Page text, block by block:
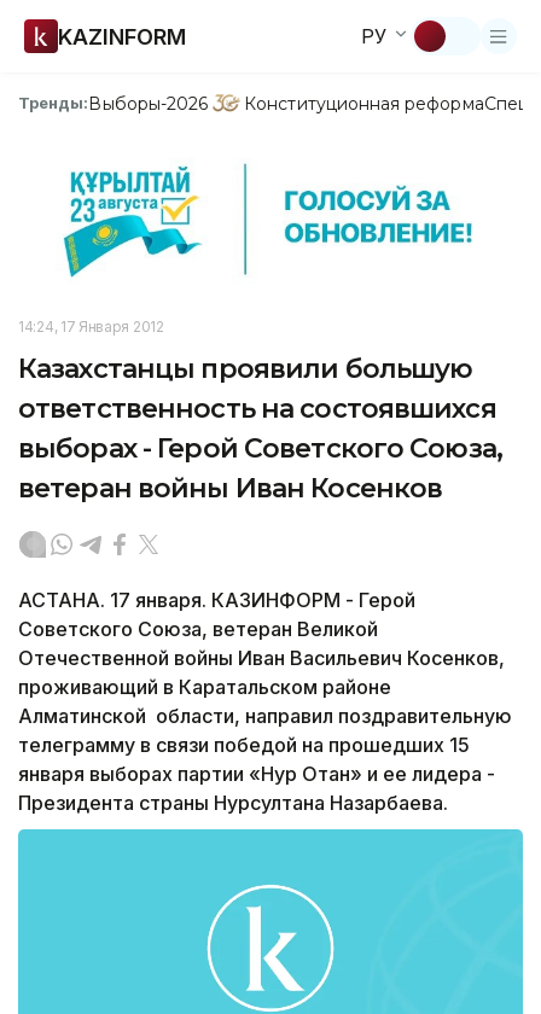
KAZINFORM РУ
Тренды:Выборы-2026 Конституционная реформа
14:24, 17 Января 2012
Казахстанцы проявили большую
ответственность на состоявшихся
выборах - Герой Советского Союза,
ветеран войны Иван Косенков
АСТАНА. 17 января. КАЗИНФОРМ - Герой
Советского Союза, ветеран Великой
Отечественной войны Иван Васильевич Косенков,
проживающий в Каратальском районе
Алматинской области, направил поздравительную
телеграмму в связи победой на прошедших 15
января выборах партии «Нур Отан» и ее лидера -
Президента страны Нурсултана Назарбаева.